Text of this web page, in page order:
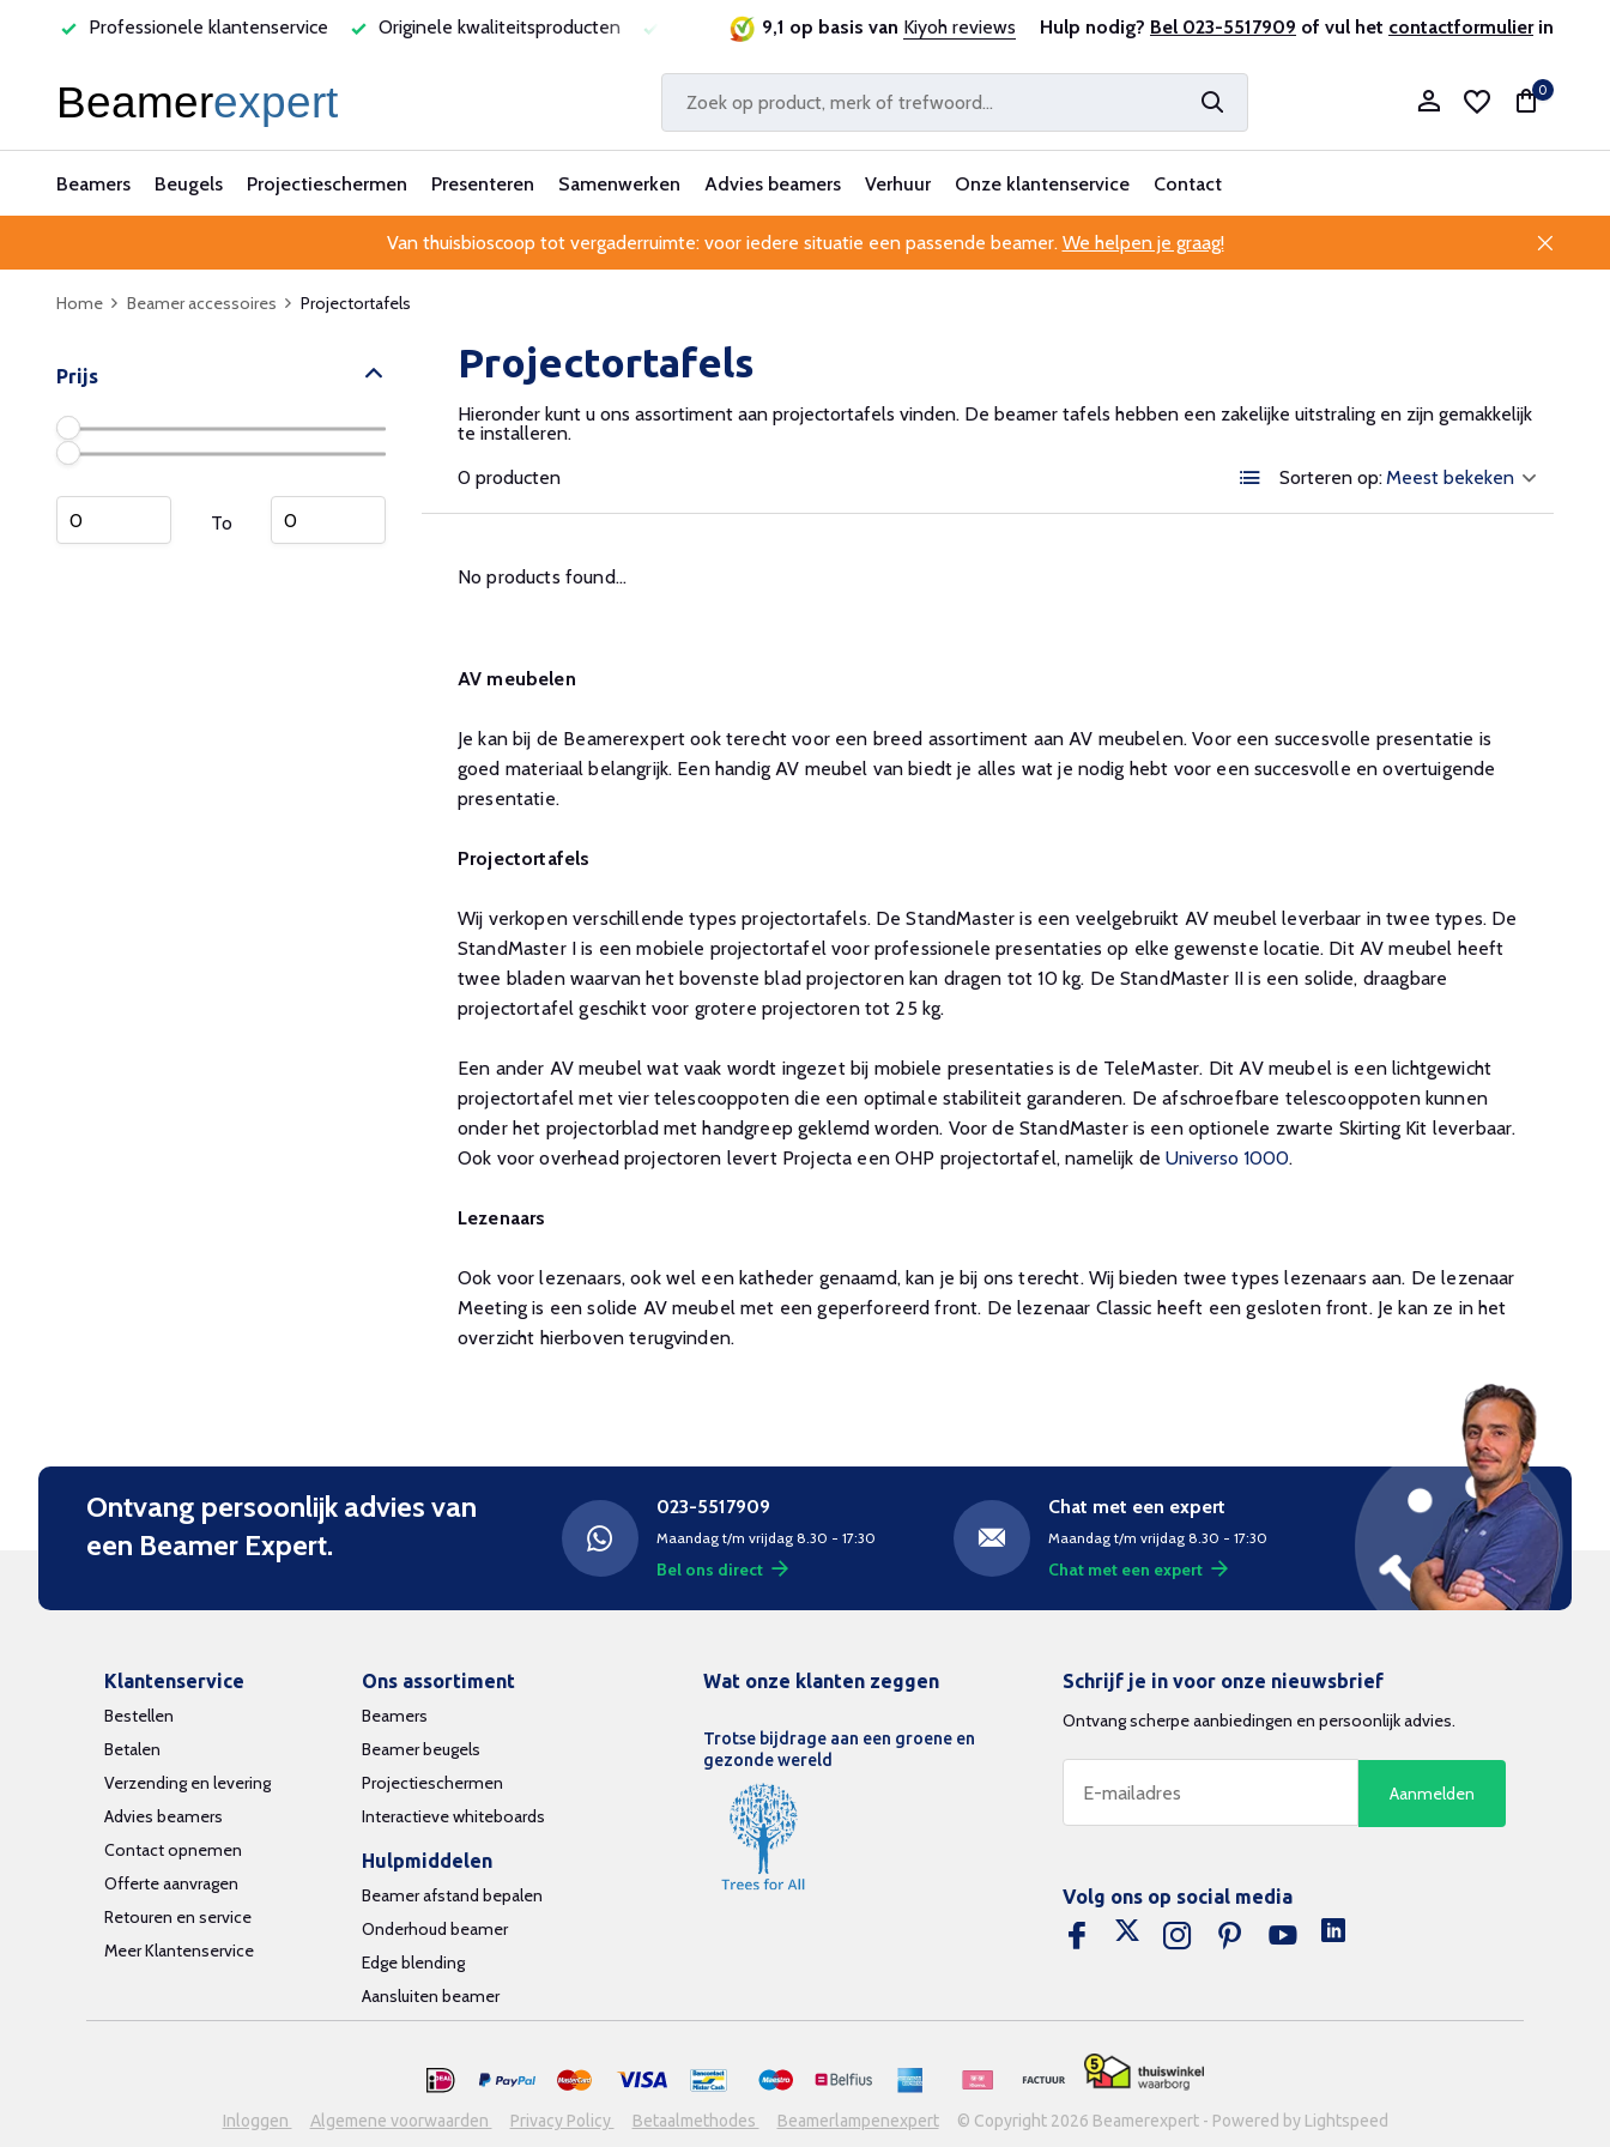
Professionele klantenservice Originele kwaliteitsproducten Laagste prijsgarantie Al 25 jaar betrouwbaar en ervaren Professionele klantenservice
9,1 op basis van Kiyoh reviews Hulp nodig? Bel 023-5517909 of vul het contactformulierin
0
Beamers Beugels Projectieschermen Presenteren Samenwerken Advies beamers Verhuur Onze klantenservice Contact
Van thuisbioscoop tot vergaderruimte: voor iedere situatie een passende beamer. We helpen je graag!
Home Beamer accessoires Projectortafels
Prijs
To
Projectortafels
Hieronder kunt u ons assortiment aan projectortafels vinden. De beamer tafels hebben een zakelijke uitstraling en zijn gemakkelijk
te installeren.
0 producten
Sorteren op:
No products found...
AV meubelen
Je kan bij de Beamerexpert ook terecht voor een breed assortiment aan AV meubelen. Voor een succesvolle presentatie is
goed materiaal belangrijk. Een handig AV meubel van biedt je alles wat je nodig hebt voor een succesvolle en overtuigende
presentatie.
Projectortafels
Wij verkopen verschillende types projectortafels. De StandMaster is een veelgebruikt AV meubel leverbaar in twee types. De
StandMaster I is een mobiele projectortafel voor professionele presentaties op elke gewenste locatie. Dit AV meubel heeft
twee bladen waarvan het bovenste blad projectoren kan dragen tot 10 kg. De StandMaster II is een solide, draagbare
projectortafel geschikt voor grotere projectoren tot 25 kg.
Een ander AV meubel wat vaak wordt ingezet bij mobiele presentaties is de TeleMaster. Dit AV meubel is een lichtgewicht
projectortafel met vier telescooppoten die een optimale stabiliteit garanderen. De afschroefbare telescooppoten kunnen
onder het projectorblad met handgreep geklemd worden. Voor de StandMaster is een optionele zwarte Skirting Kit leverbaar.
Ook voor overhead projectoren levert Projecta een OHP projectortafel, namelijk deUniverso 1000.
Lezenaars
Ook voor lezenaars, ook wel een katheder genaamd, kan je bij ons terecht. Wij bieden twee types lezenaars aan. De lezenaar
Meeting is een solide AV meubel met een geperforeerd front. De lezenaar Classic heeft een gesloten front. Je kan ze in het
overzicht hierboven terugvinden.
Ontvang persoonlijk advies van
een Beamer Expert.
023-5517909
Maandag t/m vrijdag 8.30 - 17:30
Bel ons direct
Chat met een expert
Maandag t/m vrijdag 8.30 - 17:30
Chat met een expert
Klantenservice
Bestellen
Betalen
Verzending en levering
Advies beamers
Contact opnemen
Offerte aanvragen
Retouren en service
Meer Klantenservice
Ons assortiment
Beamers
Beamer beugels
Projectieschermen
Interactieve whiteboards
Hulpmiddelen
Beamer afstand bepalen
Onderhoud beamer
Edge blending
Aansluiten beamer
Wat onze klanten zeggen
Trotse bijdrage aan een groene en
gezonde wereld
Schrijf je in voor onze nieuwsbrief
Ontvang scherpe aanbiedingen en persoonlijk advies.
Aanmelden
Volg ons op social media
Inloggen Algemene voorwaarden Privacy Policy Betaalmethodes Beamerlampenexpert © Copyright 2026 Beamerexpert - Powered by Lightspeed